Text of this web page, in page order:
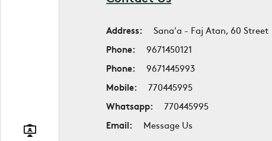
Address:
Sana'a - Faj Atan, 60 Street
Phone:
9671450121
Phone:
9671445993
Mobile:
770445995
Whatsapp:
770445995
Email:
Message Us